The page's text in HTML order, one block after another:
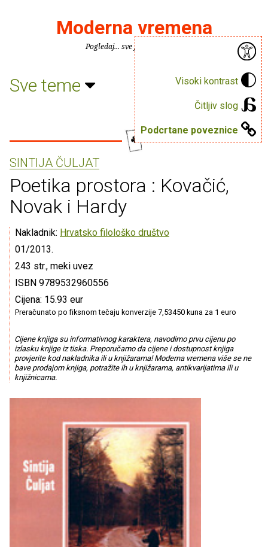
Visoki kontrast
Čitljiv slog
Podcrtane poveznice
Moderna vremena
Pogledaj... sve je puno knjiga.
Sve teme
SINTIJA ČULJAT
Poetika prostora : Kovačić,
Novak i Hardy
Nakladnik: Hrvatsko filološko društvo
01/2013.
243 str., meki uvez
ISBN 9789532960556
Cijena: 15.93 eur
Preračunato po fiksnom tečaju konverzije 7,53450 kuna za 1 euro
Cijene knjiga su informativnog karaktera, navodimo prvu cijenu po
izlasku knjige iz tiska. Preporučamo da cijene i dostupnost knjiga
provjerite kod nakladnika ili u knjižarama! Moderna vremena više se ne
bave prodajom knjiga, potražite ih u knjižarama, antikvarijatima ili u
knjižnicama.